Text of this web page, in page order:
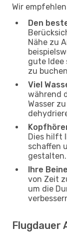
Wir
Den
Nähe zu
gute Idee
zu
Viel
während
Wasser
Dies hilft
schaffen
gestalten.
Ihre
von Zeit
um die
Flugdauer